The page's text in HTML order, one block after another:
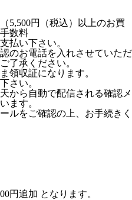
5,500円（税込）以上のお買
数料
払い下さい。
のお電話を入れさせていただ
了承ください。
領収証になります。
さい。
から自動で配信される確認メ
ます。
ルをご確認の上、お手続きく
円追加 となります。